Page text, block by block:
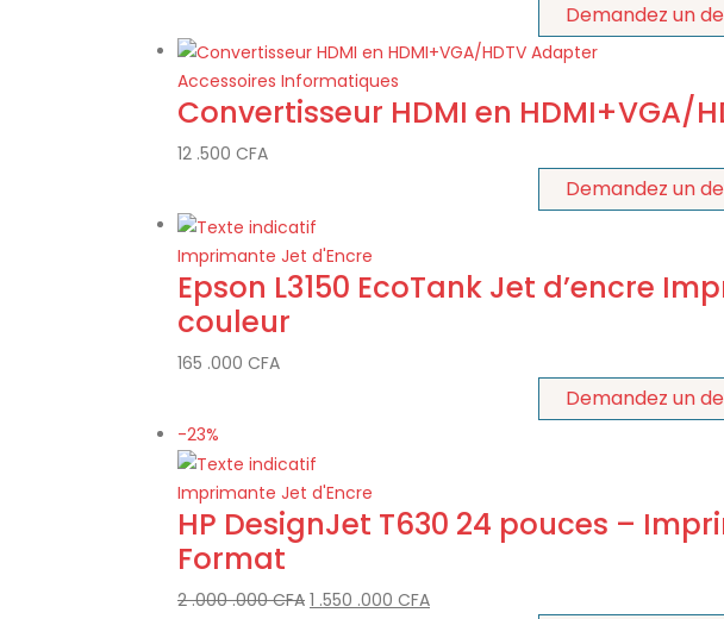
Demandez un
Accessoires Informatiques
Convertisseur HDMI en HDMI+VGA/
12 .500 CFA
Demandez un
Imprimante Jet d'Encre
Epson L3150 EcoTank Jet d’encre
couleur
165 .000 CFA
Demandez un
-23%
Imprimante Jet d'Encre
HP DesignJet T630 24 pouces –
Format
2 .000 .000CFA 1 .550 .000 CFA